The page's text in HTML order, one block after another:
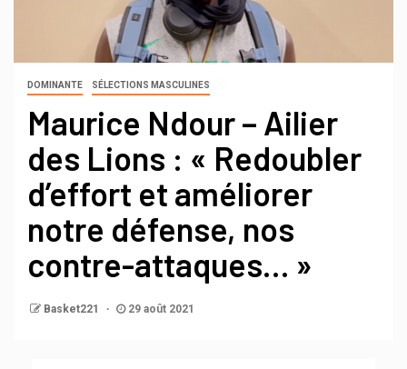
DOMINANTE SÉLECTIONS MASCULINES
Maurice Ndour – Ailier
des Lions : « Redoubler
d’effort et améliorer
notre défense, nos
contre-attaques… »
Basket221 29 août 2021